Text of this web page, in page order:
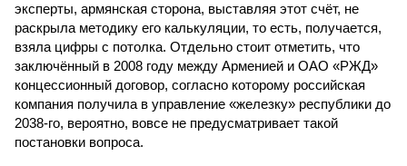
эксперты, армянская сторона, выставляя этот счёт, не
раскрыла методику его калькуляции, то есть, получается,
взяла цифры с потолка. Отдельно стоит отметить, что
заключённый в 2008 году между Арменией и ОАО «РЖД»
концессионный договор, согласно которому российская
компания получила в управление «железку» республики до
2038-го, вероятно, вовсе не предусматривает такой
постановки вопроса.